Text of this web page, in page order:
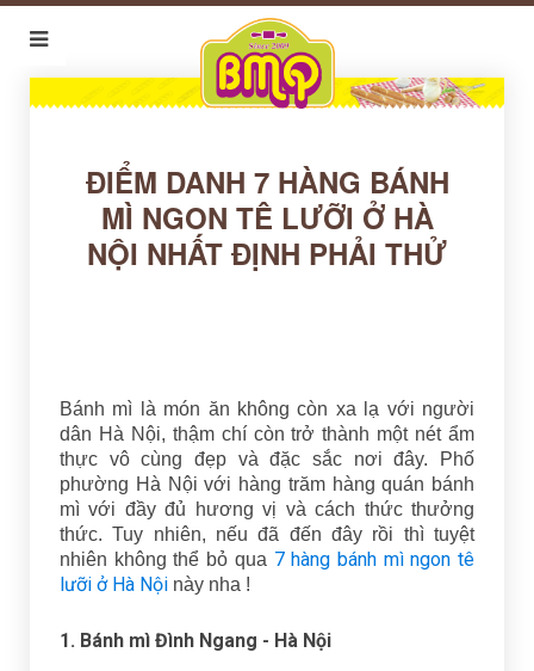
ĐIỂM DANH 7 HÀNG BÁNH
MÌ NGON TÊ LƯỠI Ở HÀ
NỘI NHẤT ĐỊNH PHẢI THỬ
Bánh mì là món ăn không còn xa lạ với người
dân Hà Nội, thậm chí còn trở thành một nét ẩm
thực vô cùng đẹp và đặc sắc nơi đây. Phố
phường Hà Nội với hàng trăm hàng quán bánh
mì với đầy đủ hương vị và cách thức thưởng
thức. Tuy nhiên, nếu đã đến đây rồi thì tuyệt
nhiên không thể bỏ qua 7 hàng bánh mì ngon tê
lưỡi ở Hà Nội này nha !
1. Bánh mì Đình Ngang - Hà Nội